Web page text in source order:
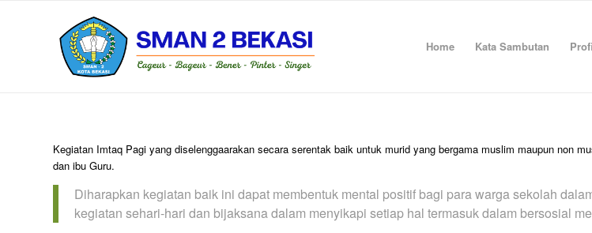
Home Kata Sambutan
Kegiatan Imtaq Pagi yang diselenggaarakan secara serentak baik untuk murid yang bergama muslim maupun non
dan ibu Guru.
Diharapkan kegiatan baik ini dapat membentuk mental positif bagi para warga sekolah
kegiatan sehari-hari dan bijaksana dalam menyikapi setiap hal termasuk dalam bersosial